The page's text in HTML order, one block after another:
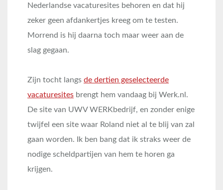
Nederlandse vacaturesites behoren en dat hij
zeker geen afdankertjes kreeg om te testen.
Morrend is hij daarna toch maar weer aan de
slag gegaan.
Zijn tocht langs de dertien geselecteerde
vacaturesites brengt hem vandaag bij Werk.nl.
De site van UWV WERKbedrijf, en zonder enige
twijfel een site waar Roland niet al te blij van zal
gaan worden. Ik ben bang dat ik straks weer de
nodige scheldpartijen van hem te horen ga
krijgen.